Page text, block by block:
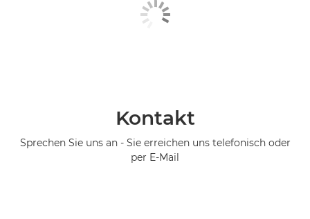
Kontakt
Sprechen Sie uns an - Sie erreichen uns telefonisch oder
per E-Mail